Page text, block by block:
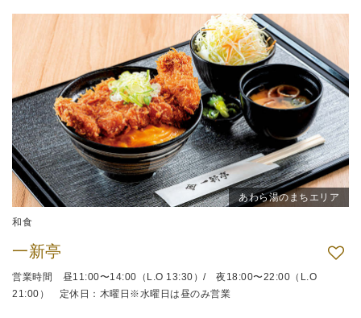
あわら湯のまちエリア
和食
一新亭
営業時間 昼11:00〜14:00（L.O 13:30）/ 夜18:00〜22:00（L.O
21:00） 定休日：木曜日※水曜日は昼のみ営業